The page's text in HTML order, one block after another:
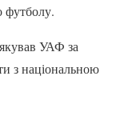
футболу.
УАФ за
з національною